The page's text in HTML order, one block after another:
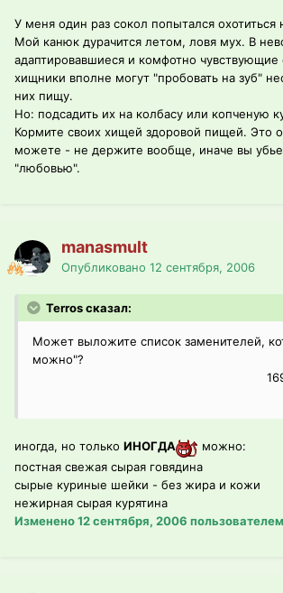
У меня один раз сокол попытался охотиться
Мой канюк дурачится летом, ловя мух. В
адаптировавшиеся и комфотно
хищники вполне могут "пробовать на зуб"
них пищу.
Но: подсадить их на колбасу или копченую
Кормите своих хищей здоровой пищей. Это
можете - не держите вообще, иначе вы
"любовью".
manasmult
Опубликовано 12 сентября, 2006
Terros сказал:
Может выложите список заменителей,
можно"?
иногда, но только ИНОГДА
можно:
постная свежая сырая говядина
сырые куриные шейки - без жира и кожи
нежирная сырая курятина
Изменено12 сентября, 2006